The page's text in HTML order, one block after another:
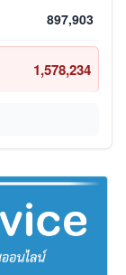
897,903
1,578,234